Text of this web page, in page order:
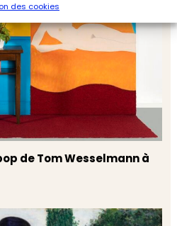
des cookies
de Tom Wesselmann à